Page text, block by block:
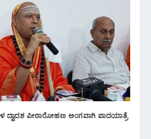
ದ್ವಾದಶ ಪೀಠಾರೋಹಣ ಅಂಗವಾಗಿ ಪಾದಯಾತ್ರೆ